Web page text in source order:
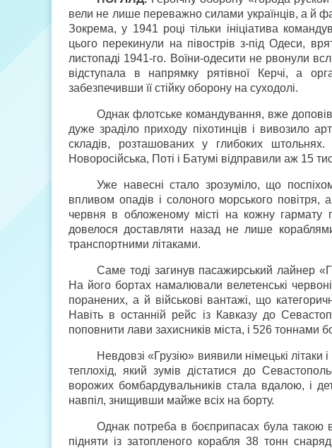
вели не лише переважно силами українців, а й
Зокрема, у 1941 році тільки ініціатива
цього перекинули на півострів з-під Одеси,
листопаді 1941-го. Воїни-одесити не рвонули
відступала в напрямку рятівної Керчі, а
забезпечивши її стійку оборону на суходолі.
Однак флотське командування, вже
дуже зраділо приходу піхотинців і вивозило
складів, розташованих у глибоких
Новоросійська, Поті і Батумі відправили аж 15
Уже навесні стало зрозуміло, що
впливом опадів і солоного морського повітря,
червня в обложеному місті на кожну
довелося доставляти назад не лише
транспортними літаками.
Саме тоді загинув пасажирський лайнер
На його бортах намалювали велетенські
поранених, а й військові вантажі, що
Навіть в останній рейс із Кавказу до
поповнити лави захисників міста, і 526 тоннами
Невдовзі «Грузію» виявили німецькі
теплохід, який зумів дістатися до
ворожих бомбардувальників стала вдалою, і
навпіл, знищивши майже всіх на борту.
Однак потреба в боєприпасах була такою
підняти із затопленого корабля 38 тонн